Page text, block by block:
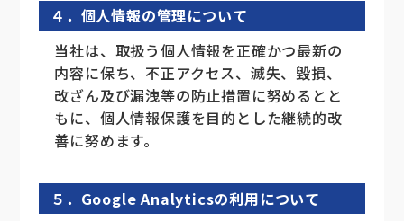
４．個人情報の管理について
当社は、取扱う個人情報を正確かつ最新の
内容に保ち、不正アクセス、滅失、毀損、
改ざん及び漏洩等の防止措置に努めるとと
もに、個人情報保護を目的とした継続的改
善に努めます。
５．Google Analyticsの利用について